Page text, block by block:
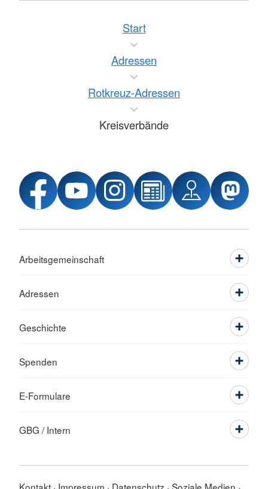
Start
Adressen
Rotkreuz-Adressen
Kreisverbände
Arbeitsgemeinschaft
Adressen
Geschichte
Spenden
E-Formulare
GBG / Intern